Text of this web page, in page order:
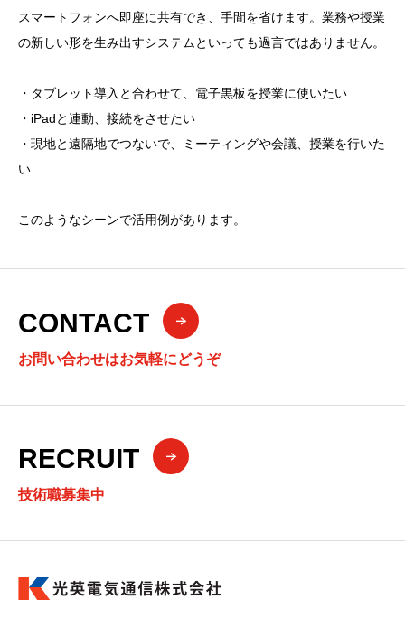
スマートフォンへ即座に共有でき、手間を省けます。業務や授業
の新しい形を生み出すシステムといっても過言ではありません。
・タブレット導入と合わせて、電子黒板を授業に使いたい
・iPadと連動、接続をさせたい
・現地と遠隔地でつないで、ミーティングや会議、授業を行いた
い
このようなシーンで活用例があります。
CONTACT
お問い合わせはお気軽にどうぞ
RECRUIT
技術職募集中